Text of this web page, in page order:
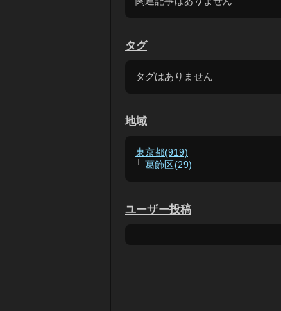
タグ
タグはありません
地域
東京都(919)
└ 葛飾区(29)
ユーザー投稿